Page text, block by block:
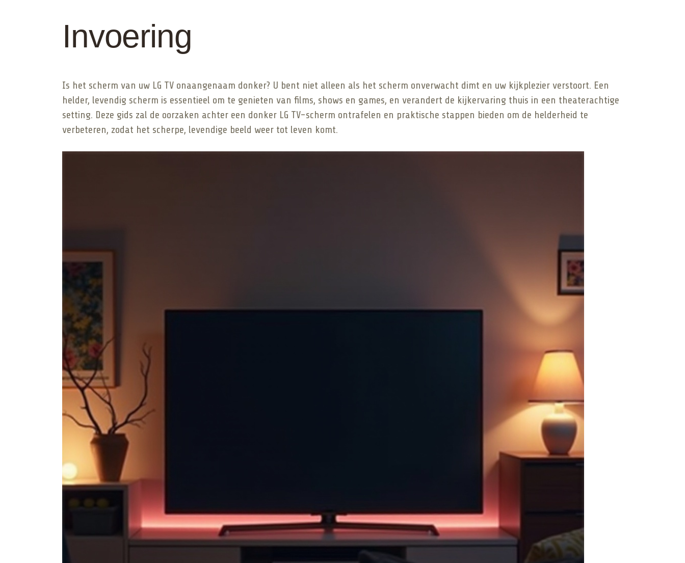
Invoering
Is het scherm van uw LG TV onaangenaam donker? U bent niet alleen als het scherm onverwacht dimt en uw kijkplezier verstoort. Een
helder, levendig scherm is essentieel om te genieten van films, shows en games, en verandert de kijkervaring thuis in een theaterachtige
setting. Deze gids zal de oorzaken achter een donker LG TV-scherm ontrafelen en praktische stappen bieden om de helderheid te
verbeteren, zodat het scherpe, levendige beeld weer tot leven komt.